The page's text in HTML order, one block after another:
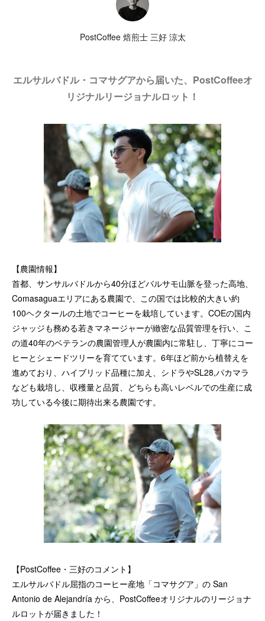
PostCoffee 焙煎士 三好 涼太
エルサルバドル・コマサグアから届いた、PostCoffeeオ
リジナルリージョナルロット！
【農園情報】
首都、サンサルバドルから40分ほどバルサモ山脈を登った高地、
Comasaguaエリアにある農園で、この国では比較的大きい約
100ヘクタールの土地でコーヒーを栽培しています。COEの国内
ジャッジも務める若きマネージャーが緻密な品質管理を行い、こ
の道40年のベテランの農園管理人が農園内に常駐し、丁寧にコー
ヒーとシェードツリーを育てています。6年ほど前から植替えを
進めており、ハイブリッド品種に加え、シドラやSL28,パカマラ
なども栽培し、収穫量と品質、どちらも高いレベルでの生産に成
功している今後に期待出来る農園です。
【PostCoffee・三好のコメント】
エルサルバドル屈指のコーヒー産地「コマサグア」の San
Antonio de Alejandría から、PostCoffeeオリジナルのリージョナ
ルロットが届きました！